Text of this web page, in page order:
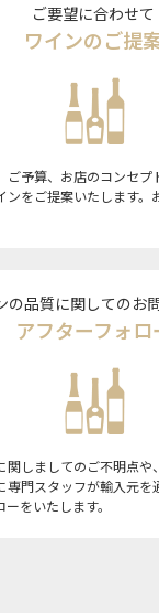
ご要望に合わせて
ワインのご提
ご予算、お店のコンセ
ンをご提案いたします。
の品質に関してのお
アフターフォロ
関しましてのご不明点や
専門スタッフが輸入元を
をいたします。